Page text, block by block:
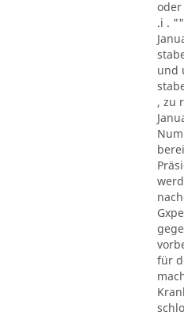
oder
.i .
und
, zu
für